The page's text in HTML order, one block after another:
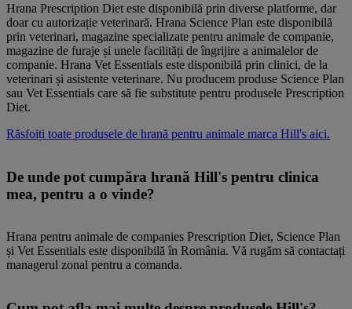
Hrana Prescription Diet este disponibilă prin diverse platforme, dar
doar cu autorizație veterinară. Hrana Science Plan este disponibilă
prin veterinari, magazine specializate pentru animale de companie,
magazine de furaje și unele facilități de îngrijire a animalelor de
companie. Hrana Vet Essentials este disponibilă prin clinici, de la
veterinari și asistente veterinare. Nu producem produse Science Plan
sau Vet Essentials care să fie substitute pentru produsele Prescription
Diet.
Răsfoiți toate produsele de hrană pentru animale marca Hill's aici.
De unde pot cumpăra hrană Hill's pentru clinica
mea, pentru a o vinde?
Hrana pentru animale de companies Prescription Diet, Science Plan
și Vet Essentials este disponibilă în România. Vă rugăm să contactați
managerul zonal pentru a comanda.